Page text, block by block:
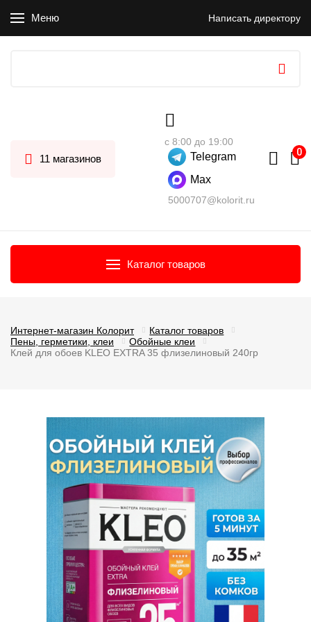
Меню Написать директору
11 магазинов
с 8:00 до 19:00
Telegram
Max
5000707@kolorit.ru
Каталог товаров
Интернет-магазин Колорит
Каталог товаров
Пены, герметики, клеи
Обойные клеи
Клей для обоев KLEO EXTRA 35 флизелиновый 240гр